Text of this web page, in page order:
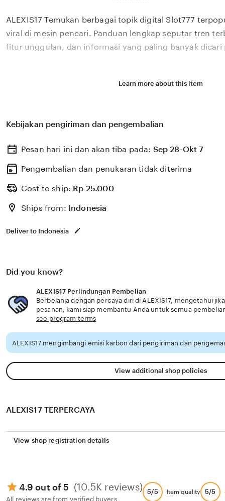
description
ALEXIS17 Temukan berbagai topik digital Slot777
viral di mesin pencari. Panduan lengkap seputar tren
fitur unggulan, dan informasi yang paling banyak
Learn more about this item
Kebijakan pengiriman dan pengembalian
Pesan hari ini dan akan tiba pada: Sep 28-Okt 7
Pengembalian dan penukaran tidak diterima
Cost to ship: Rp 25.000
Ships from: Indonesia
Deliver to Indonesia
Did you know?
ALEXIS17 Perlindungan Pembelian
Berbelanja dengan percaya diri di ALEXIS17, mengetahui
pesanan, kami siap membantu Anda untuk semua
see program terms
ALEXIS17 mengimbangi emisi karbon dari pengiriman dan
View additional shop policies
ALEXIS17 TERPERCAYA
View shop registration details
4.9 out of 5 (10.5K reviews)
All reviews are from verified buyers
5/5 Item quality 5/5